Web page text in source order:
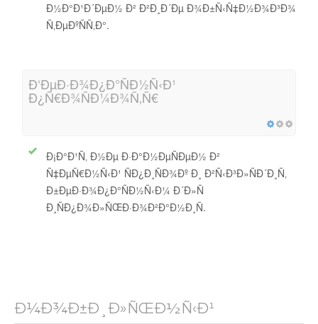
Ð½Ð°Ð¹Ð´ÐµÐ½ Ð² Ð²Ð¸Ð´Ðµ Ð¾Ð±Ñ‹Ñ‡Ð½Ð¾Ð³Ð¾
Ñ‚ÐµÐºÑÑ‚Ð°.
Ð‘ÐµÐ·Ð¾Ð¿Ð°ÑÐ½Ñ‹Ð¹
Ð¿Ñ€Ð¾ÑÐ¼Ð¾Ñ‚Ñ€
Ð¡Ð°Ð¹Ñ‚ Ð½Ðµ Ð·Ð°Ð½ÐµÑÐµÐ½ Ð²
Ñ‡ÐµÑ€Ð½Ñ‹Ð¹ ÑÐ¿Ð¸ÑÐ¾Ðº Ð¸ Ð²Ñ‹Ð³Ð»ÑÐ´Ð¸Ñ‚
Ð±ÐµÐ·Ð¾Ð¿Ð°ÑÐ½Ñ‹Ð¼ Ð´Ð»Ñ
Ð¸ÑÐ¿Ð¾Ð»ÑŒÐ·Ð¾Ð²Ð°Ð½Ð¸Ñ.
Ð¼Ð¾Ð±Ð¸Ð»ÑŒÐ½Ñ‹Ð¹